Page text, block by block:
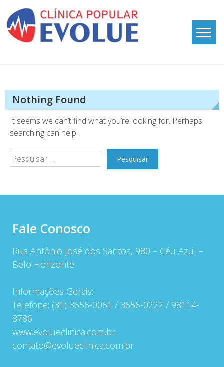
content
Nothing Found
It seems we can’t find what you’re looking for. Perhaps
searching can help.
Pesquisar
por:
Fale Conosco
Rua Antônio José dos Santos, 980 – Céu Azul –
Belo Horizonte
Informações Gerais:
Telefone: (31) 3656-0061 / 3656-0222 / 98114-
8786
www.evolueclinica.com.br
contato@evolueclinica.com.br